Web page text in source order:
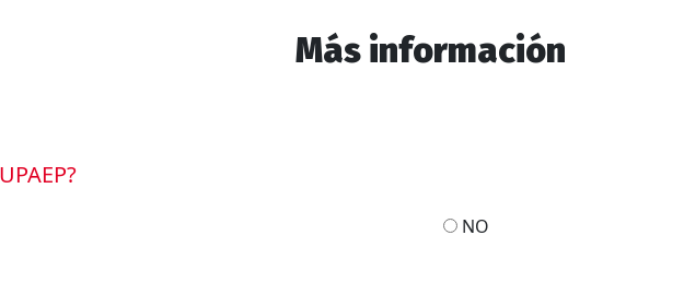
Más información
NO